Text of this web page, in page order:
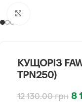
КУЩОРІЗ
TPN250)
12 130.00грн 8